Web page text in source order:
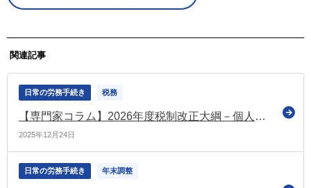
関連記事
日常の労務手続き 税務
【専門家コラム】2026年度税制改正大綱－個人所得課税編－
2025年12月24日
日常の労務手続き 年末調整